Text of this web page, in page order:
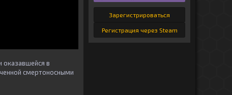
оказавшейся в
смертоносными
Зарегистрироваться
Регистрация через Steam